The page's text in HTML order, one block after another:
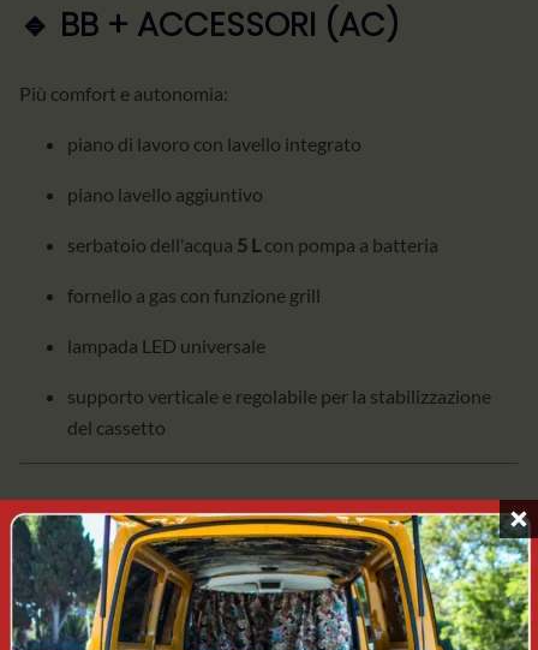
🔹 BB + ACCESSORI (AC)
Più comfort e autonomia:
piano di lavoro con lavello integrato
piano lavello aggiuntivo
serbatoio dell'acqua 5 Lcon pompa a batteria
fornello a gas con funzione grill
lampada LED universale
supporto verticale e regolabile per la stabilizzazione
del cassetto
🔹 BB + AC + MATERASSO
Pieno comfort di viaggio:
tappetino autogonfiante125 × 200 cm